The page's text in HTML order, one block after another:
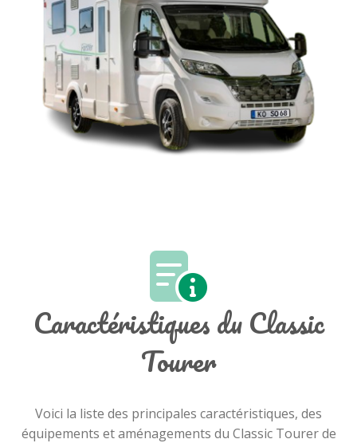
Caractéristiques du Classic
Tourer
Voici la liste des principales caractéristiques, des
équipements et aménagements du Classic Tourer de